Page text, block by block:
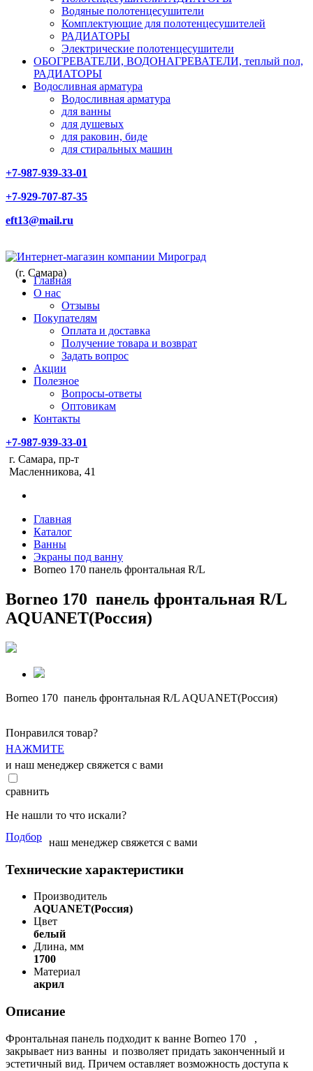
Водяные полотенцесушители
Комплектующие для полотенцесушителей
РАДИАТОРЫ
Электрические полотенцесушители
ОБОГРЕВАТЕЛИ, ВОДОНАГРЕВАТЕЛИ, теплый пол,
РАДИАТОРЫ
Водосливная арматура
Водосливная арматура
для ванны
для душевых
для раковин, биде
для стиральных машин
+7-987-939-33-01
+7-929-707-87-35
eft13@mail.ru
(г. Самара)
Главная
О нас
Отзывы
Покупателям
Оплата и доставка
Получение товара и возврат
Задать вопрос
Акции
Полезное
Вопросы-ответы
Оптовикам
Контакты
+7-987-939-33-01
г. Самара, пр-т
Масленникова, 41
Главная
Каталог
Ванны
Экраны под ванну
Borneo 170 панель фронтальная R/L
Borneo 170 панель фронтальная R/L
AQUANET(Россия)
Borneo 170 панель фронтальная R/L AQUANET(Россия)
Понравился товар?
НАЖМИТЕ
и наш менеджер свяжется с вами
сравнить
Не нашли то что искали?
Подбор наш менеджер свяжется с вами
Технические характеристики
Производитель
AQUANET(Россия)
Цвет
белый
Длина, мм
1700
Материал
акрил
Описание
Фронтальная панель подходит к ванне Borneo 170 ,
закрывает низ ванны и позволяет придать законченный и
эстетичный вид. Причем оставляет возможность доступа к